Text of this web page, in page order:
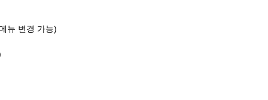
뉴 변경 가능)